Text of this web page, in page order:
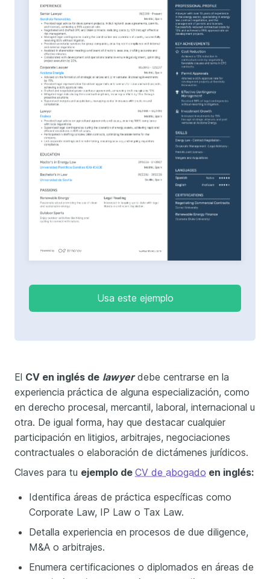
Usa este ejemplo
El CV en inglés de lawyerdebe centrarse en la
experiencia práctica de alguna especialización, como
en derecho procesal, mercantil, laboral, internacional u
otra. De igual forma, hay que destacar cualquier
participación en litigios, arbitrajes, negociaciones
contractuales o elaboración de dictámenes jurídicos.
Claves para tu ejemplo de CV de abogado en inglés:
Identifica áreas de práctica específicas como
Corporate Law, IP Law o Tax Law.
Detalla experiencia en procesos de due diligence,
M&A o arbitrajes.
Enumera certificaciones o diplomados en áreas de